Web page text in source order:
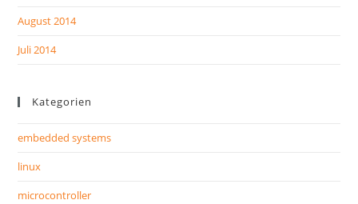
August 2014
Juli 2014
Kategorien
embedded systems
linux
microcontroller